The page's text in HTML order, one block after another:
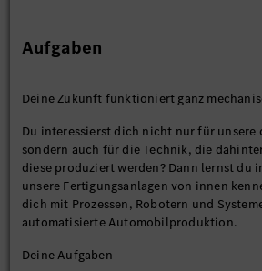
Aufgaben
Deine Zukunft funktioniert ganz
Du interessierst dich nicht nur für unsere
sondern auch für die Technik, die
diese produziert werden? Dann lernst du
unsere Fertigungsanlagen von innen
dich mit Prozessen, Robotern und
automatisierte Automobilproduktion.
Deine Aufgaben